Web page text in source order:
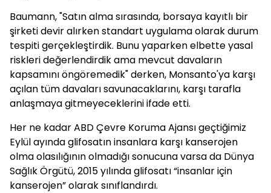
Baumann, "Satın alma sırasında, borsaya kayıtlı bir
şirketi devir alırken standart uygulama olarak durum
tespiti gerçekleştirdik. Bunu yaparken elbette yasal
riskleri değerlendirdik ama mevcut davaların
kapsamını öngöremedik" derken, Monsanto'ya karşı
açılan tüm davaları savunacaklarını, karşı tarafla
anlaşmaya gitmeyeceklerini ifade etti.
Her ne kadar ABD Çevre Koruma Ajansı geçtiğimiz
Eylül ayında glifosatın insanlara karşı kanserojen
olma olasılığının olmadığı sonucuna varsa da Dünya
Sağlık Örgütü, 2015 yılında glifosatı “insanlar için
kanserojen” olarak sınıflandırdı.